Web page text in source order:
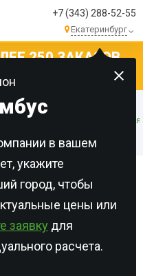
+7 (343) 288-52-55
Екатеринбург
в вашем
укажите
город, чтобы
цены или
заявку для
расчета.
250 ЗАКАЗОВ
Контейнеры для
F